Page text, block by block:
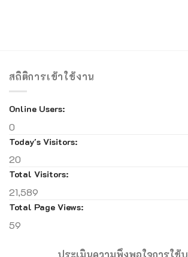
สถิติการเข้าใช้งาน
Online Users:
0
Today's Visitors:
20
Total Visitors:
21,589
Total Page Views:
59
ประเมินความพึงพอใจการใช้